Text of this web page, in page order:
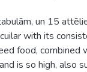
un 15
with its
food, combined
is so high, also